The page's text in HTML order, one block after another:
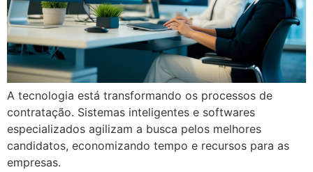
A tecnologia está transformando os processos de
contratação. Sistemas inteligentes e softwares
especializados agilizam a busca pelos melhores
candidatos, economizando tempo e recursos para as
empresas.